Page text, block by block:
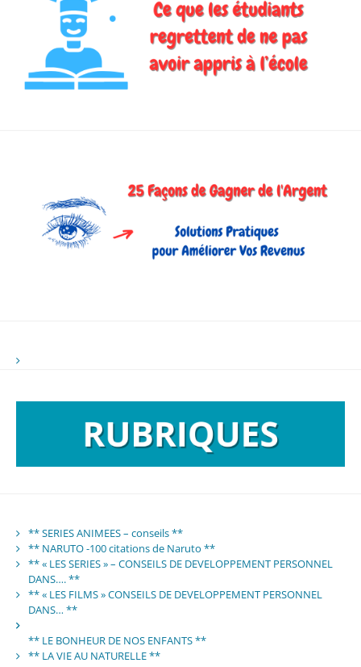
** SERIES ANIMEES – conseils **
** NARUTO -100 citations de Naruto **
** « LES SERIES » – CONSEILS DE DEVELOPPEMENT PERSONNEL
DANS…. **
** « LES FILMS » CONSEILS DE DEVELOPPEMENT PERSONNEL
DANS… **
** LE BONHEUR DE NOS ENFANTS **
** LA VIE AU NATURELLE **